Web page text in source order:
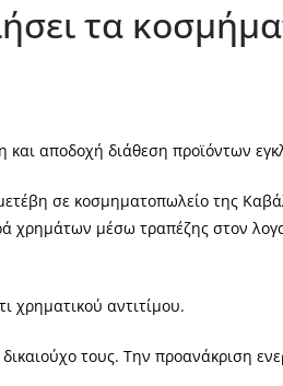
τα
αποδοχή διάθεση προϊόντων
σε κοσμηματοπωλείο της
χρημάτων μέσω τραπέζης στον
χρηματικού αντιτίμου.
τους. Την προανάκριση